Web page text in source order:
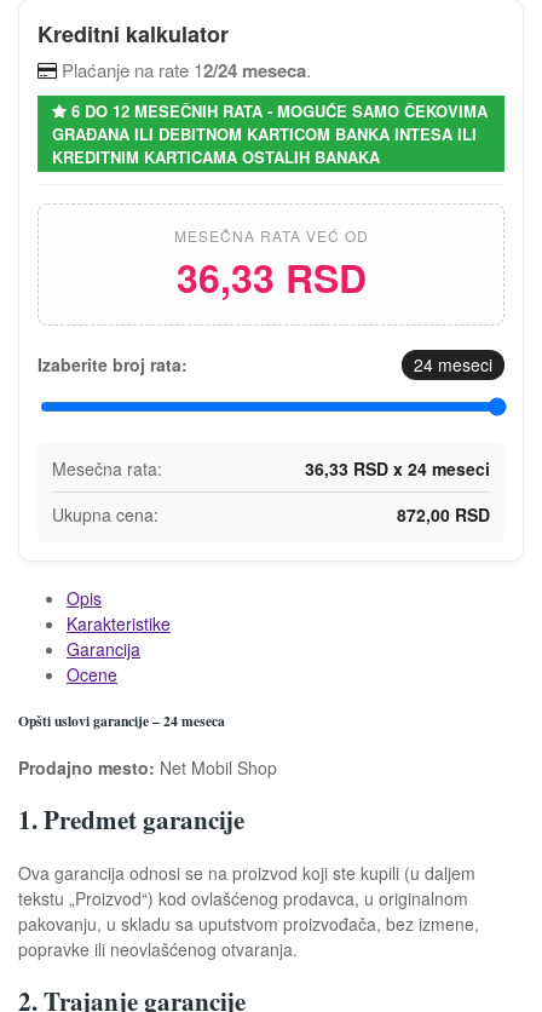
Kreditni kalkulator
Plaćanje na rate 12/24 meseca.
6 DO 12 MESEČNIH RATA - MOGUĆE SAMO ČEKOVIMA
GRAĐANA ILI DEBITNOM KARTICOM BANKA INTESA ILI
KREDITNIM KARTICAMA OSTALIH BANAKA
MESEČNA RATA VEĆ OD
36,33 RSD
Izaberite broj rata: 24 meseci
Mesečna rata:
36,33 RSD x 24 meseci
Ukupna cena:
872,00 RSD
Opis
Karakteristike
Garancija
Ocene
Opšti uslovi garancije – 24 meseca
Prodajno mesto: Net Mobil Shop
1. Predmet garancije
Ova garancija odnosi se na proizvod koji ste kupili (u daljem
tekstu „Proizvod“) kod ovlašćenog prodavca, u originalnom
pakovanju, u skladu sa uputstvom proizvođača, bez izmene,
popravke ili neovlašćenog otvaranja.
2. Trajanje garancije